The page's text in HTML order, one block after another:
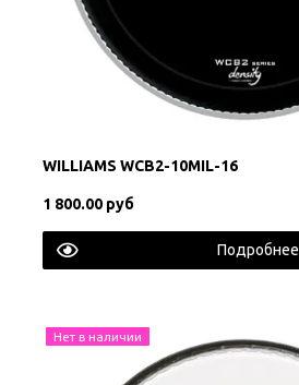
WILLIAMS WCB2-10MIL-16
1 800.00 руб
Подробнее
Нет в наличии